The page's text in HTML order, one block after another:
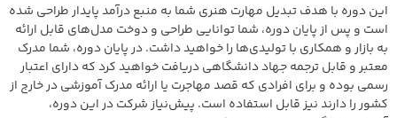
این دوره با هدف تبدیل مهارت هنری شما به منبع درآمد پایدار طراحی شده
است و پس از پایان دوره، شما توانایی طراحی و دوخت مدل‌های قابل ارائه
به بازار و همکاری با تولیدی‌ها را خواهید داشت. در پایان دوره، شما مدرک
معتبر و قابل ترجمه جهاد دانشگاهی دریافت خواهید کرد که دارای اعتبار
رسمی بوده و برای افرادی که قصد مهاجرت یا ارائه مدرک آموزشی در خارج از
کشور را دارند نیز قابل استفاده است. پیش‌نیاز شرکت در این دوره،